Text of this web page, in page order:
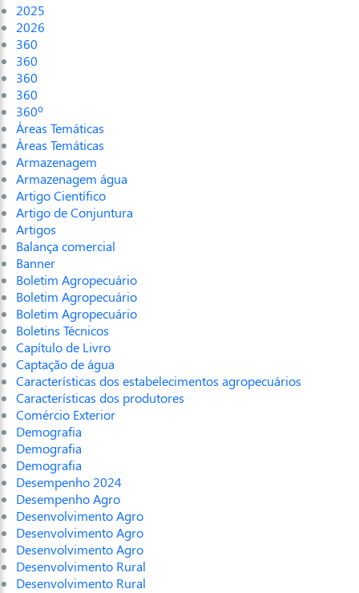
2025
2026
360
360
360
360
360º
Áreas Temáticas
Áreas Temáticas
Armazenagem
Armazenagem água
Artigo Científico
Artigo de Conjuntura
Artigos
Balança comercial
Banner
Boletim Agropecuário
Boletim Agropecuário
Boletim Agropecuário
Boletins Técnicos
Capítulo de Livro
Captação de água
Características dos estabelecimentos agropecuários
Características dos produtores
Comércio Exterior
Demografia
Demografia
Demografia
Desempenho 2024
Desempenho Agro
Desenvolvimento Agro
Desenvolvimento Agro
Desenvolvimento Agro
Desenvolvimento Rural
Desenvolvimento Rural